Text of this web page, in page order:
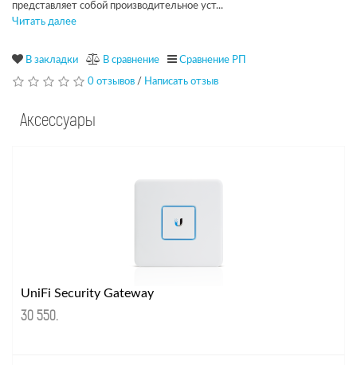
представляет собой производительное уст...
Читать далее
В закладки В сравнение Сравнение РП
0 отзывов / Написать отзыв
Аксессуары
UniFi Security Gateway
30 550.